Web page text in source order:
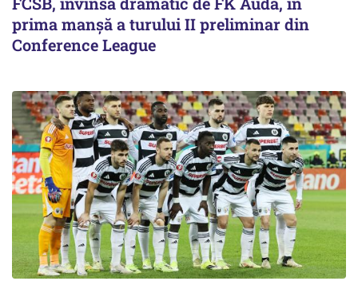
prima manșă a turului II preliminar din
Conference League